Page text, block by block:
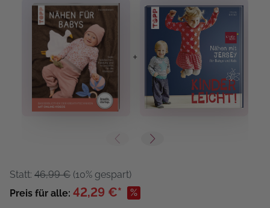
+
Statt: 46,99 € (10% gespart)
Preis für alle: 42,29 €* %